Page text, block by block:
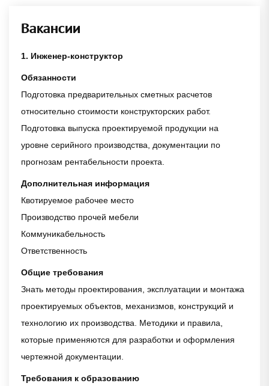
Вакансии
1. Инженер-конструктор
Обязанности
Подготовка предварительных сметных расчетов
относительно стоимости конструкторских работ.
Подготовка выпуска проектируемой продукции на
уровне серийного производства, документации по
прогнозам рентабельности проекта.
Дополнительная информация
Квотируемое рабочее место
Производство прочей мебели
Коммуникабельность
Ответственность
Общие требования
Знать методы проектирования, эксплуатации и монтажа
проектируемых объектов, механизмов, конструкций и
технологию их производства. Методики и правила,
которые применяются для разработки и оформления
чертежной документации.
Требования к образованию